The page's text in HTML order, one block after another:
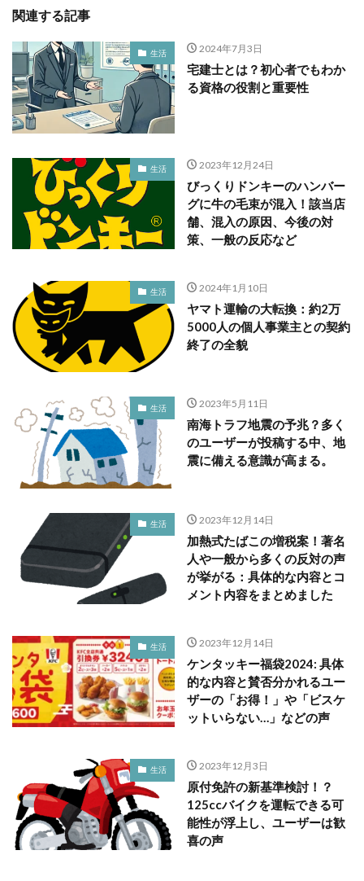
関連する記事
生活 2024年7月3日
宅建士とは？初心者でもわか
る資格の役割と重要性
生活 2023年12月24日
びっくりドンキーのハンバー
グに牛の毛束が混入！該当店
舗、混入の原因、今後の対
策、一般の反応など
生活 2024年1月10日
ヤマト運輸の大転換：約2万
5000人の個人事業主との契約
終了の全貌
生活 2023年5月11日
南海トラフ地震の予兆？多く
のユーザーが投稿する中、地
震に備える意識が高まる。
生活 2023年12月14日
加熱式たばこの増税案！著名
人や一般から多くの反対の声
が挙がる：具体的な内容とコ
メント内容をまとめました
生活 2023年12月14日
ケンタッキー福袋2024: 具体
的な内容と賛否分かれるユー
ザーの「お得！」や「ビスケ
ットいらない…」などの声
生活 2023年12月3日
原付免許の新基準検討！？
125ccバイクを運転できる可
能性が浮上し、ユーザーは歓
喜の声